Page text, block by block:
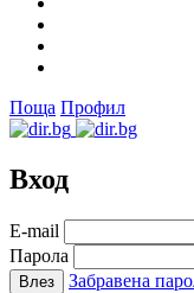
Поща Профил
Вход
Е-mail
Парола
Забравена